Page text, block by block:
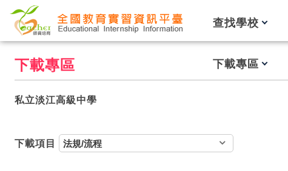
跳到主要內容
查找學校
下載專區
下載專區
私立淡江高級中學
下載項目